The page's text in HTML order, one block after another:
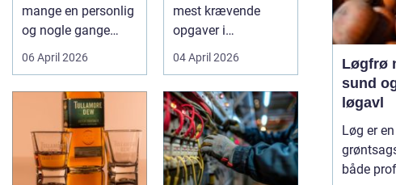
mange en personlig
og nogle gange
sårbar beslutning.
Man skal både føle
si...
06 April 2026
mest krævende
opgaver i
hverdagen. Der er
meget at holde styr
på, ...
04 April 2026
Løgfrø nøglen til en
sund
løgavl
Løg er
både